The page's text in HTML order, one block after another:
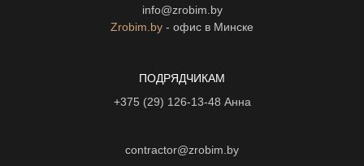
info@zrobim.by
Zrobim.by - офис в Минске
ПОДРЯДЧИКАМ
+375 (29) 126-13-48 Анна
contractor@zrobim.by